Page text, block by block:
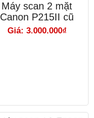
Máy scan 2 mặt
Canon P215II cũ
Giá: 3.000.000₫